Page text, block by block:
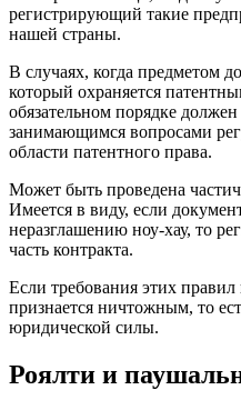
регистрирующий такие
нашей страны.
В случаях, когда предметом
который охраняется
обязательном порядке
занимающимся вопросами
области патентного права.
Может быть проведена
Имеется в виду, если
неразглашению ноу-хау, то
часть контракта.
Если требования этих
признается ничтожным, то
юридической силы.
Роялти и